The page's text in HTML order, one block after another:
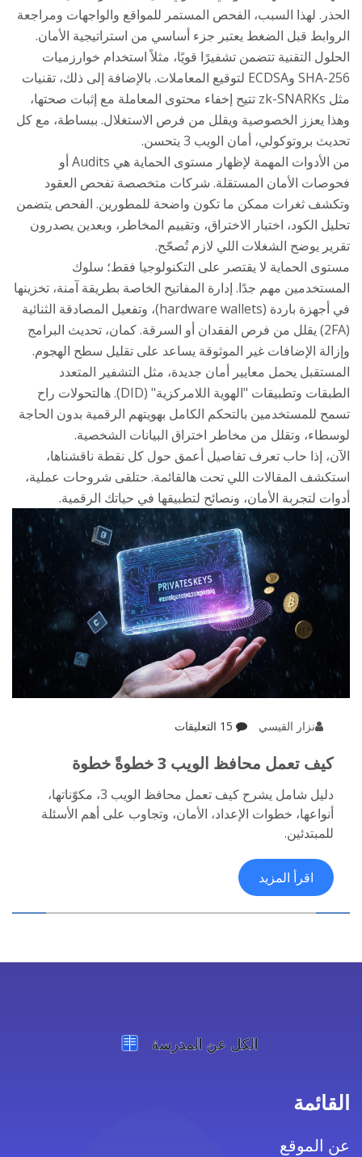
الحذر. لهذا السبب، الفحص المستمر للمواقع والواجهات ومراجعة
الروابط قبل الضغط يعتبر جزء أساسي من استراتيجية الأمان.
الحلول التقنية تتضمن تشفيرًا قويًا، مثلاً استخدام خوارزميات
SHA-256 وECDSA لتوقيع المعاملات. بالإضافة إلى ذلك، تقنيات
مثل zk-SNARKs تتيح إخفاء محتوى المعاملة مع إثبات صحتها،
وهذا يعزز الخصوصية ويقلل من فرص الاستغلال. ببساطة، مع كل
تحديث بروتوكولي، أمان الويب 3 يتحسن.
من الأدوات المهمة لإظهار مستوى الحماية هي Audits أو
فحوصات الأمان المستقلة. شركات متخصصة تفحص العقود
وتكشف ثغرات ممكن ما تكون واضحة للمطورين. الفحص يتضمن
تحليل الكود، اختبار الاختراق، وتقييم المخاطر، وبعدين يصدرون
تقرير يوضح الشغلات اللي لازم تُصحّح.
مستوى الحماية لا يقتصر على التكنولوجيا فقط؛ سلوك
المستخدمين مهم جدًا. إدارة المفاتيح الخاصة بطريقة آمنة، تخزينها
في أجهزة باردة (hardware wallets)، وتفعيل المصادقة الثنائية
(2FA) يقلل من فرص الفقدان أو السرقة. كمان، تحديث البرامج
وإزالة الإضافات غير الموثوقة يساعد على تقليل سطح الهجوم.
المستقبل يحمل معايير أمان جديدة، مثل التشفير المتعدد
الطبقات وتطبيقات "الهوية اللامركزية" (DID). هالتحولات راح
تسمح للمستخدمين بالتحكم الكامل بهويتهم الرقمية بدون الحاجة
لوسطاء، وتقلل من مخاطر اختراق البيانات الشخصية.
الآن، إذا حاب تعرف تفاصيل أعمق حول كل نقطة ناقشناها،
استكشف المقالات اللي تحت هالقائمة. حتلقى شروحات عملية،
أدوات لتجربة الأمان، ونصائح لتطبيقها في حياتك الرقمية.
نزار القيسي
كيف تعمل محافظ الويب 3 خطوةً خطوة
دليل شامل يشرح كيف تعمل محافظ الويب 3، مكوّناتها،
أنواعها، خطوات الإعداد، الأمان، وتجاوب على أهم الأسئلة
للمبتدئين.
اقرأ المزيد
القائمة
عن الموقع